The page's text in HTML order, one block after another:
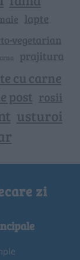
lapte
vegetarian
prajitura
cu carne
post rosii
usturoi
zi